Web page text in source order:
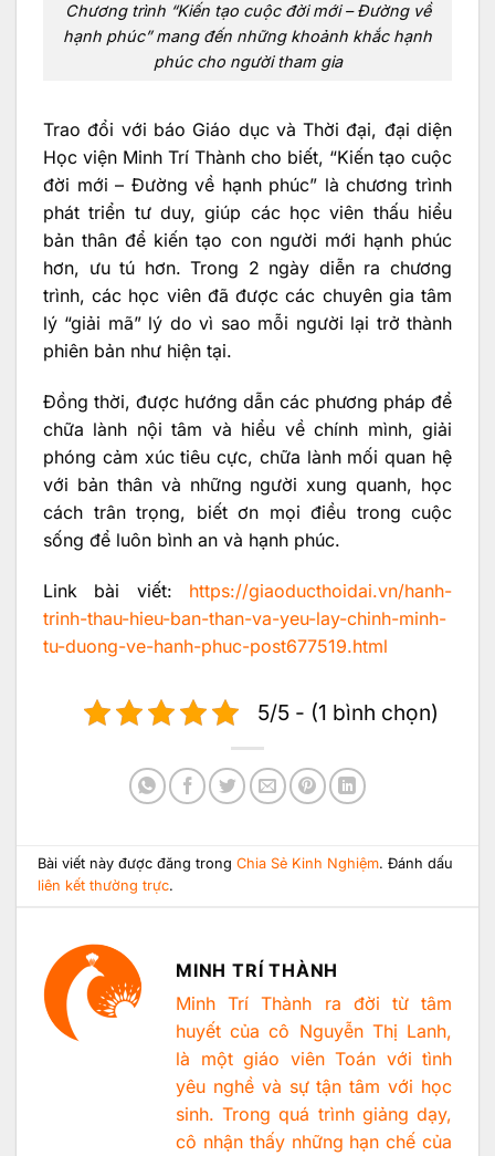
Chương trình “Kiến tạo cuộc đời mới – Đường về
hạnh phúc” mang đến những khoảnh khắc hạnh
phúc cho người tham gia
Trao đổi với báo Giáo dục và Thời đại, đại diện
Học viện Minh Trí Thành cho biết, “Kiến tạo cuộc
đời mới – Đường về hạnh phúc” là chương trình
phát triển tư duy, giúp các học viên thấu hiểu
bản thân để kiến tạo con người mới hạnh phúc
hơn, ưu tú hơn. Trong 2 ngày diễn ra chương
trình, các học viên đã được các chuyên gia tâm
lý “giải mã” lý do vì sao mỗi người lại trở thành
phiên bản như hiện tại.
Đồng thời, được hướng dẫn các phương pháp để
chữa lành nội tâm và hiểu về chính mình, giải
phóng cảm xúc tiêu cực, chữa lành mối quan hệ
với bản thân và những người xung quanh, học
cách trân trọng, biết ơn mọi điều trong cuộc
sống để luôn bình an và hạnh phúc.
Link bài viết: https://giaoducthoidai.vn/hanh-
trinh-thau-hieu-ban-than-va-yeu-lay-chinh-minh-
tu-duong-ve-hanh-phuc-post677519.html
5/5 - (1 bình chọn)
Bài viết này được đăng trongChia Sẻ Kinh Nghiệm. Đánh dấu
liên kết thường trực.
MINH TRÍ THÀNH
Minh Trí Thành ra đời từ tâm
huyết của cô Nguyễn Thị Lanh,
là một giáo viên Toán với tình
yêu nghề và sự tận tâm với học
sinh. Trong quá trình giảng dạy,
cô nhận thấy những hạn chế của